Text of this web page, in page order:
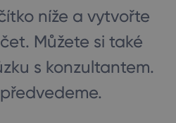
níže a vytvořte
Můžete si také
s konzultantem.